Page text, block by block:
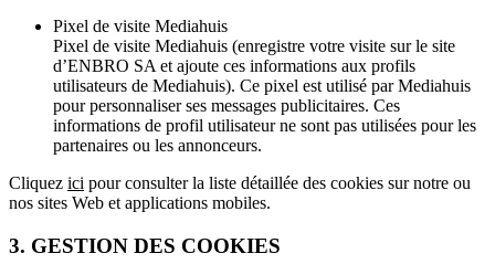
Pixel de visite Mediahuis
Pixel de visite Mediahuis (enregistre votre visite sur le site
d’ENBRO SA et ajoute ces informations aux profils
utilisateurs de Mediahuis). Ce pixel est utilisé par Mediahuis
pour personnaliser ses messages publicitaires. Ces
informations de profil utilisateur ne sont pas utilisées pour les
partenaires ou les annonceurs.
Cliquez ici pour consulter la liste détaillée des cookies sur notre ou
nos sites Web et applications mobiles.
3. GESTION DES COOKIES